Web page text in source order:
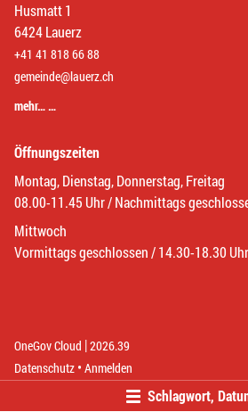
Schlagwort,
Husmatt 1
6424 Lauerz
+41 41 818 66 88
gemeinde@lauerz.ch
mehr… …
Öffnungszeiten
Montag, Dienstag, Donnerstag, Freitag
08.00-11.45 Uhr / Nachmittags
Mittwoch
Vormittags geschlossen / 14.30-18.30 Uhr
OneGov Cloud (External Link)
|2026.39
Datenschutz (External Link)
Anmelden